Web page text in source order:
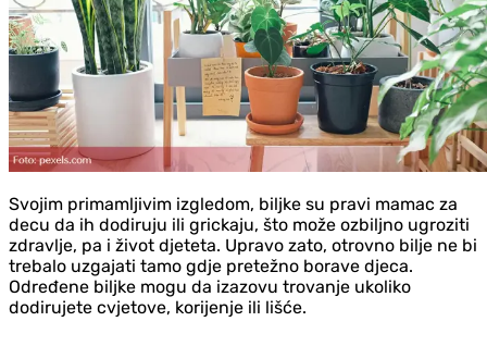
Svojim primamljivim izgledom, biljke su pravi mamac za
decu da ih dodiruju ili grickaju, što može ozbiljno ugroziti
zdravlje, pa i život djeteta. Upravo zato, otrovno bilje ne bi
trebalo uzgajati tamo gdje pretežno borave djeca.
Određene biljke mogu da izazovu trovanje ukoliko
dodirujete cvjetove, korijenje ili lišće.